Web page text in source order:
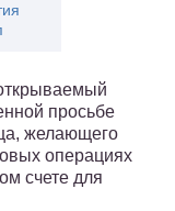
просьбе
желающего
операциях
счете для